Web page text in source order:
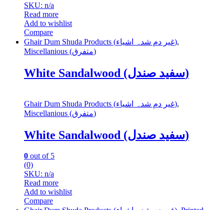
SKU: n/a
Read more
Add to wishlist
Compare
Ghair Dum Shuda Products (غیر دم شدہ اشیاء),
Miscellanious (متفرق)
White Sandalwood (سفید صندل)
Ghair Dum Shuda Products (غیر دم شدہ اشیاء),
Miscellanious (متفرق)
White Sandalwood (سفید صندل)
0 out of 5
(0)
SKU: n/a
Read more
Add to wishlist
Compare